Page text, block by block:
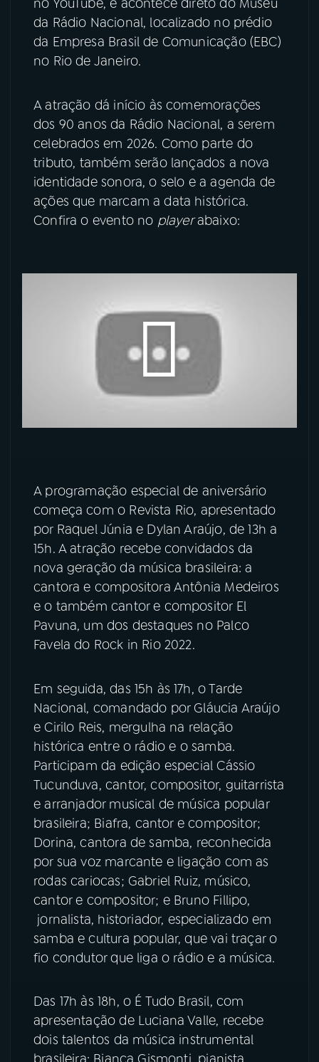
07 ÚLTIMAS
08FESTIVAL DE MÚSICA
ACOMPANHE A RÁDIO NACIONAL
YouTube Facebook
Instagram X
TikTok
da Rádio Nacional, localizado no prédio
da Empresa Brasil de Comunicação (EBC)
no Rio de Janeiro.
A atração dá início às comemorações
dos 90 anos da Rádio Nacional, a serem
celebrados em 2026. Como parte do
tributo, também serão lançados a nova
identidade sonora, o selo e a agenda de
ações que marcam a data histórica.
Confira o evento no playerabaixo:
A programação especial de aniversário
começa com o Revista Rio, apresentado
por Raquel Júnia e Dylan Araújo, de 13h a
15h. A atração recebe convidados da
nova geração da música brasileira: a
cantora e compositora Antônia Medeiros
e o também cantor e compositor El
Pavuna, um dos destaques no Palco
Favela do Rock in Rio 2022.
Em seguida, das 15h às 17h, o Tarde
Nacional, comandado por Gláucia Araújo
e Cirilo Reis, mergulha na relação
histórica entre o rádio e o samba.
Participam da edição especial Cássio
Tucunduva, cantor, compositor, guitarrista
e arranjador musical de música popular
brasileira; Biafra, cantor e compositor;
Dorina, cantora de samba, reconhecida
por sua voz marcante e ligação com as
rodas cariocas; Gabriel Ruiz, músico,
cantor e compositor; e Bruno Fillipo,
jornalista, historiador, especializado em
samba e cultura popular, que vai traçar o
fio condutor que liga o rádio e a música.
Das 17h às 18h, o É Tudo Brasil, com
apresentação de Luciana Valle, recebe
dois talentos da música instrumental